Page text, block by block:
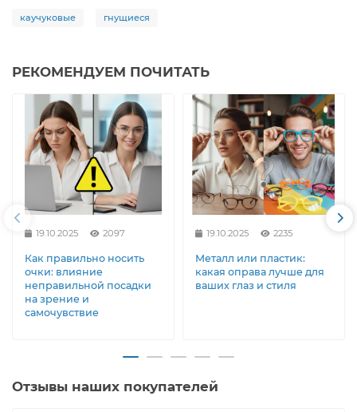
каучуковые гнущиеся
РЕКОМЕНДУЕМ ПОЧИТАТЬ
19.10.2025 2097
Как правильно носить
очки: влияние
неправильной посадки
на зрение и
самочувствие
19.10.2025 2235
Металл или пластик:
какая оправа лучше для
ваших глаз и стиля
Отзывы наших покупателей